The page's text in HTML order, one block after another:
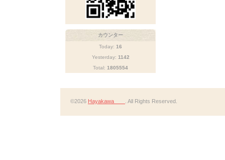
カウンター
Today: 16
Yesterday: 1142
Total: 1805554
©2026 Hayakawa . All Rights Reserved.